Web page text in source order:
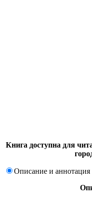
Книга доступна для
Описание и аннотация